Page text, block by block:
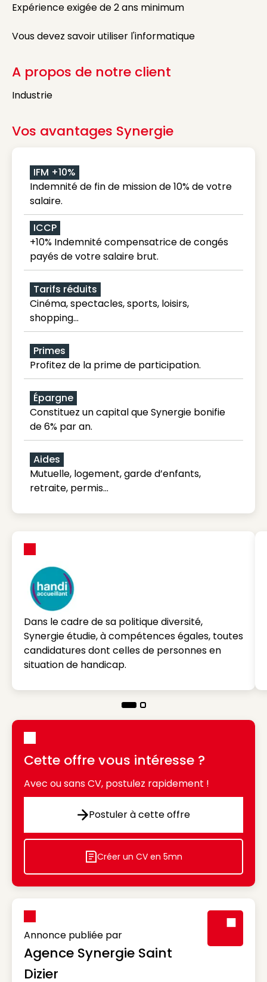
Expérience exigée de 2 ans minimum
Vous devez savoir utiliser l'informatique
A propos de notre client
Industrie
Vos avantages Synergie
IFM +10%
Indemnité de fin de mission de 10% de votre
salaire.
ICCP
+10% Indemnité compensatrice de congés
payés de votre salaire brut.
Tarifs réduits
Cinéma, spectacles, sports, loisirs,
shopping...
Primes
Profitez de la prime de participation.
Épargne
Constituez un capital que Synergie bonifie
de 6% par an.
Aides
Mutuelle, logement, garde d’enfants,
retraite, permis…
Dans le cadre de sa politique diversité,
Synergie étudie, à compétences égales, toutes
candidatures dont celles de personnes en
situation de handicap.
Cette offre vous intéresse ?
Avec ou sans CV, postulez rapidement !
Postuler à cette offre
Postuler à cette offre
Icon decorative
Créer un CV en 5mn
Annonce publiée par
Agence Synergie Saint
Dizier